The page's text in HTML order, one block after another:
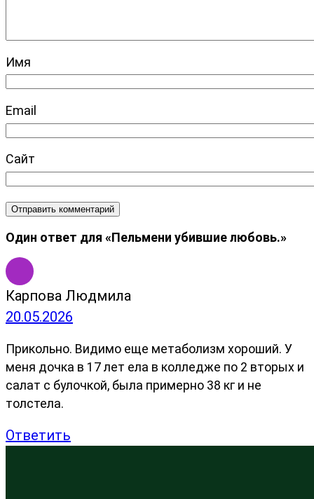
Имя
Email
Сайт
Один ответ для «Пельмени убившие любовь.»
Карпова Людмила
20.05.2026
Прикольно. Видимо еще метаболизм хороший. У
меня дочка в 17 лет ела в колледже по 2 вторых и
салат с булочкой, была примерно 38 кг и не
толстела.
Ответить